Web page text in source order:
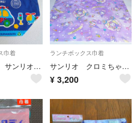
巾着
ランチ巾着 サンリオ 未使用
ランチボックス巾着
サンリオ クロミちゃん お弁当袋 コップ袋 ランチョンマット
¥ 3,200